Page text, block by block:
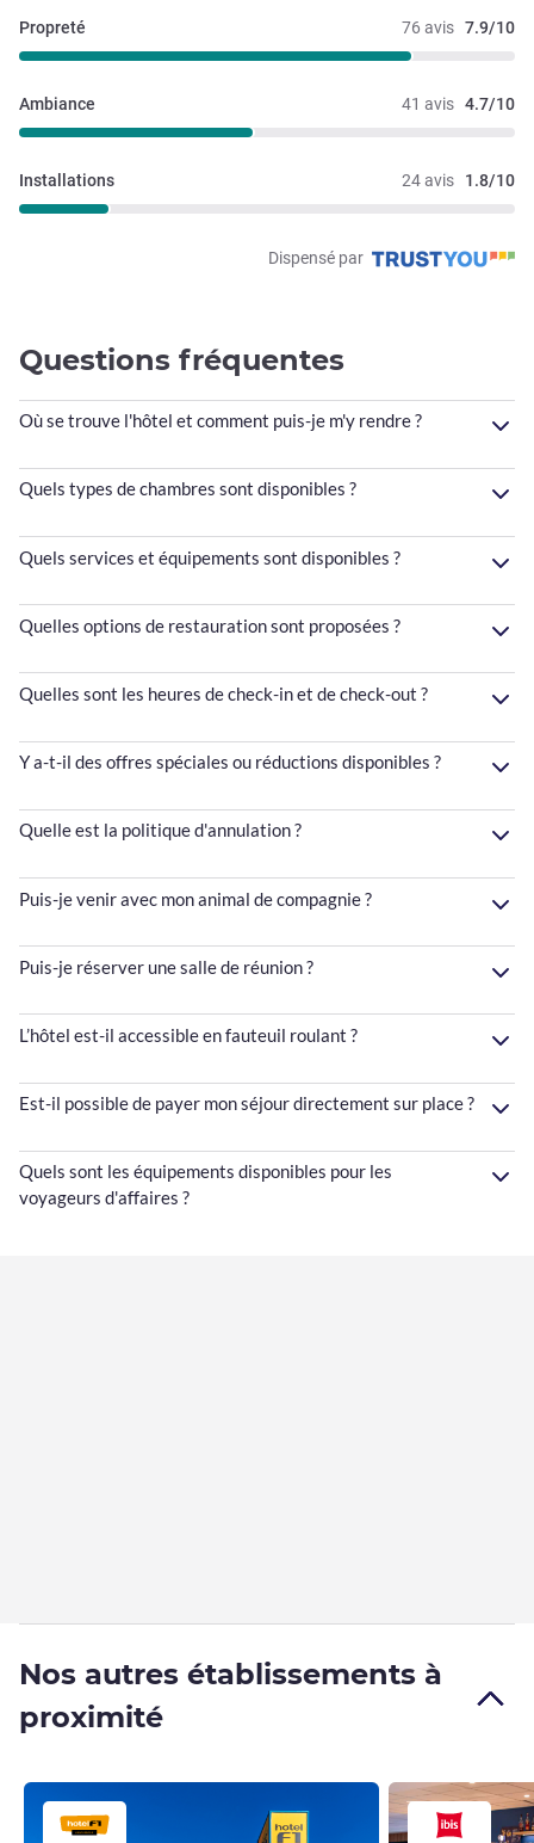
76 avis 7.9/10
Propreté
41 avis 4.7/10
Ambiance
24 avis 1.8/10
Installations
Dispensé par
Questions fréquentes
Où se trouve l'hôtel et comment puis-je m'y rendre ?
Quels types de chambres sont disponibles ?
Quels services et équipements sont disponibles ?
Quelles options de restauration sont proposées ?
Quelles sont les heures de check-in et de check-out ?
Y a-t-il des offres spéciales ou réductions disponibles ?
Quelle est la politique d'annulation ?
Puis-je venir avec mon animal de compagnie ?
Puis-je réserver une salle de réunion ?
L’hôtel est-il accessible en fauteuil roulant ?
Est-il possible de payer mon séjour directement sur place ?
Quels sont les équipements disponibles pour les
voyageurs d'affaires ?
Nos autres établissements à
proximité